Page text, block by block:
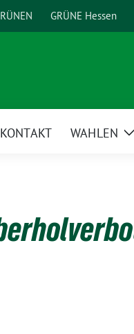
GRÜNE Hessen
KONTAKT WAHLEN